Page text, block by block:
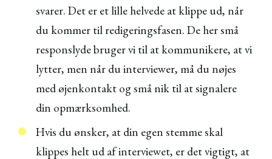
svarer. Det er et lille helvede at klippe ud, når
du kommer til redigeringsfasen. De her små
responslyde bruger vi til at kommunikere, at vi
lytter, men når du interviewer, må du nøjes
med øjenkontakt og små nik til at signalere
din opmærksomhed.
Hvis du ønsker, at din egen stemme skal
klippes helt ud af interviewet, er det vigtigt, at